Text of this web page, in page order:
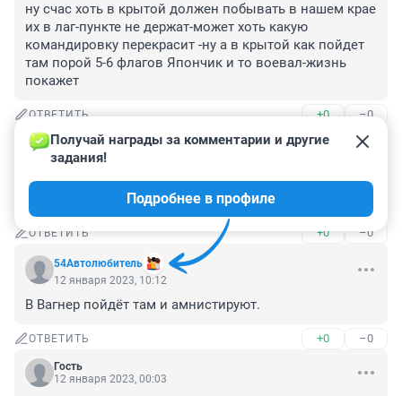
ну счас хоть в крытой должен побывать в нашем крае
их в лаг-пункте не держат-может хоть какую
командировку перекрасит -ну а в крытой как пойдет
там порой 5-6 флагов Япончик и то воевал-жизнь
покажет
ОТВЕТИТЬ +0 –0
Гость
12 января 2023, 18:29
как и московского депутата за антиСВОшную
ОТВЕТИТЬ +0 –0
54Автолюбитель
Получай награды за комментарии и другие
задания!
Подробнее в профиле
12 января 2023, 10:12
В Вагнер пойдёт там и амнистируют.
ОТВЕТИТЬ +0 –0
Гость
12 января 2023, 00:03